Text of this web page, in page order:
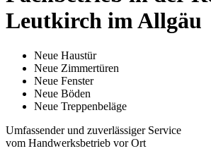
Leutkirch im Allgäu
Neue Haustür
Neue Zimmertüren
Neue Fenster
Neue Böden
Neue Treppenbeläge
Umfassender und zuverlässiger Service
vom Handwerksbetrieb vor Ort